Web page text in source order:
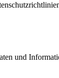
und